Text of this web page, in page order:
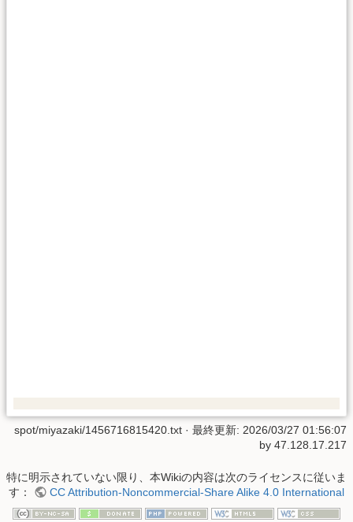
spot/miyazaki/1456716815420.txt · 最終更新: 2026/03/27 01:56:07
by 47.128.17.217
特に明示されていない限り、本Wikiの内容は次のライセンスに従いま
す：
CC Attribution-Noncommercial-Share Alike 4.0 International